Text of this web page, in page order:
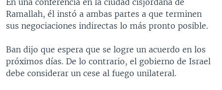
PERÚ
VENEZUELA
BRASIL
GUATEMALA
NICARAGUA
LIBERTAD DE PRENSA
ECONOMÍA
ENTRETENIMIENTO Y CULTURA
LIBERTAD DE PRENSA
MULTIMEDIA
VIDEOS
PROGRAMAS TV
En una conferencia en la ciudad cisjordana de
Ramallah, él instó a ambas partes a que terminen
sus negociaciones indirectas lo más pronto posible.
Ban dijo que espera que se logre un acuerdo en los
próximos días. De lo contrario, el gobierno de Israel
debe considerar un cese al fuego unilateral.